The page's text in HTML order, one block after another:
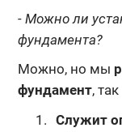
- Можно ли
фундамента?
Можно, но мы
фундамент,
Служит